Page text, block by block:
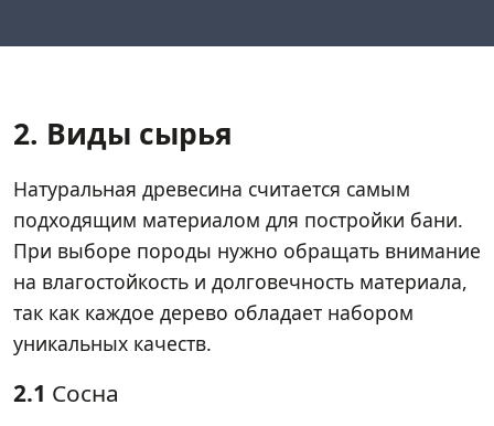
2. Виды сырья
Натуральная древесина считается самым
подходящим материалом для постройки бани.
При выборе породы нужно обращать внимание
на влагостойкость и долговечность материала,
так как каждое дерево обладает набором
уникальных качеств.
2.1 Сосна